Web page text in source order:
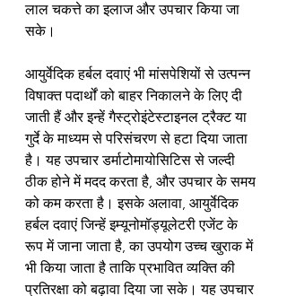
लाल चकत्ते का इलाज और उपचार किया जा
सके।
आयुर्वेदिक हर्बल दवाएं भी मांसपेशियों से उत्पन्न
विषाक्त पदार्थों को बाहर निकालने के लिए दी
जाती हैं और इन्हें गैस्ट्रोइंटेस्टाइनल ट्रैक्ट या
गुर्दे के माध्यम से परिसंचरण से हटा दिया जाता
है। यह उपचार डर्माटोमायोसिटिस से जल्दी
ठीक होने में मदद करता है, और उपचार के समय
को कम करता है। इसके अलावा, आयुर्वेदिक
हर्बल दवाएं जिन्हें इम्यूनोमॉड्यूलेटरी एजेंट के
रूप में जाना जाता है, का उपयोग उच्च खुराक में
भी किया जाता है ताकि प्रभावित व्यक्ति की
प्रतिरक्षा को बढ़ावा दिया जा सके। यह उपचार